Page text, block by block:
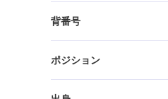
背番号
ポジション